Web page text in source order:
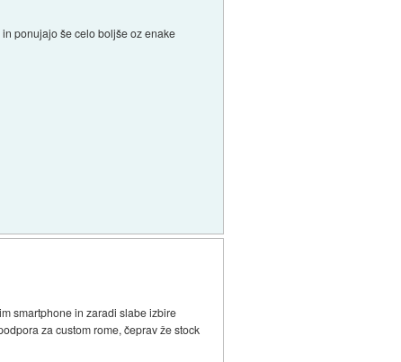
ponujajo še celo boljše oz enake
smartphone in zaradi slabe izbire
za custom rome, čeprav že stock